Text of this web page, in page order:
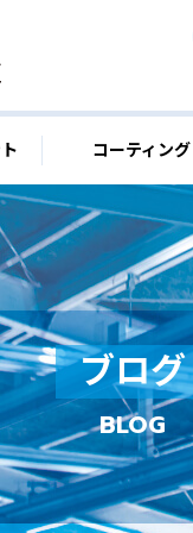
コーティング
ブログ
BLOG